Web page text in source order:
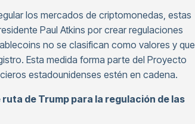
los mercados de criptomonedas, estas
Paul Atkins por crear regulaciones
no se clasifican como valores y que
Esta medida forma parte del Proyecto
estadounidenses estén en cadena.
de Trump para la regulación de las